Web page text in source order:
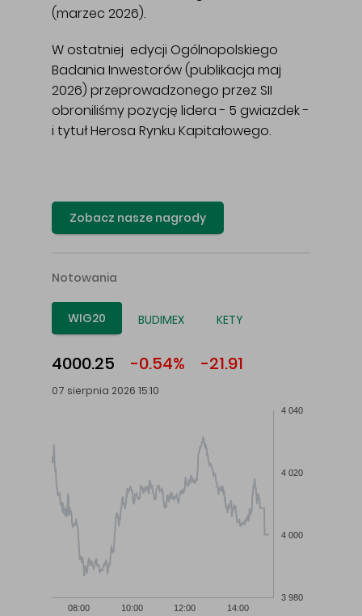
(marzec 2026).
W ostatniej edycji Ogólnopolskiego
Badania Inwestorów (publikacja maj
2026) przeprowadzonego przez SII
obroniliśmy pozycję lidera - 5 gwiazdek -
i tytuł Herosa Rynku Kapitałowego.
Zobacz nasze nagrody
Notowania
WIG20 BUDIMEX KETY
4000.25 -0.54% -21.91
07 sierpnia 2026 15:10
08:00 10:00 12:00 14:00
3 980
4 000
4 020
4 040